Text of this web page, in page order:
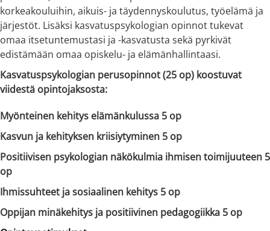
korkeakouluihin, aikuis- ja täydennyskoulutus, työelämä ja
järjestöt. Lisäksi kasvatuspsykologian opinnot tukevat
omaa itsetuntemustasi ja -kasvatusta sekä pyrkivät
edistämään omaa opiskelu- ja elämänhallintaasi.
Kasvatuspsykologian perusopinnot (25 op) koostuvat
viidestä opintojaksosta:
Myönteinen kehitys elämänkulussa 5 op
Kasvun ja kehityksen kriisiytyminen 5 op
Positiivisen psykologian näkökulmia ihmisen toimijuuteen 5
op
Ihmissuhteet ja sosiaalinen kehitys 5 op
Oppijan minäkehitys ja positiivinen pedagogiikka 5 op